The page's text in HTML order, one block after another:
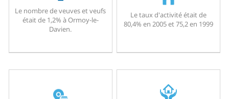
Le nombre de veuves et veufs
était de 1,2% à Ormoy-le-
Davien.
Le taux d'activité était de
80,4% en 2005 et 75,2 en 1999